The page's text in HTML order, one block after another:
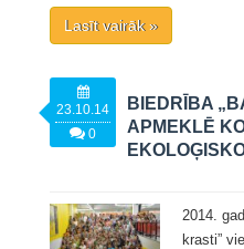
Lasīt vairāk »
23.10.14
0
BIEDRĪBA
APMEKLĒ
2014.
krasti”